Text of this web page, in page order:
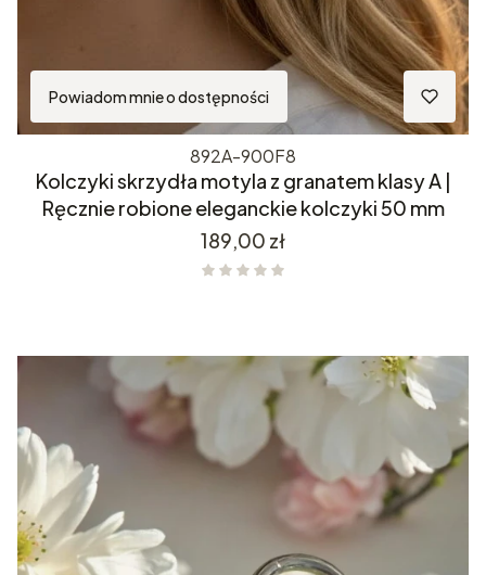
Powiadom mnie o dostępności
892A-900F8
Kolczyki skrzydła motyla z granatem klasy A |
Ręcznie robione eleganckie kolczyki 50 mm
Cena
189,00 zł